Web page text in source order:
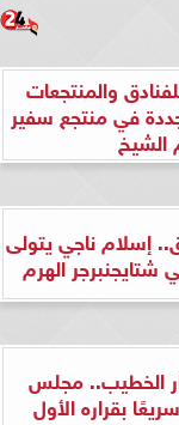
والمنتجعات
في منتجع سفير
إسلام ناجي يتولى
شتايجنبرجر الهرم
الخطيب.. مجلس
بقراره الأول